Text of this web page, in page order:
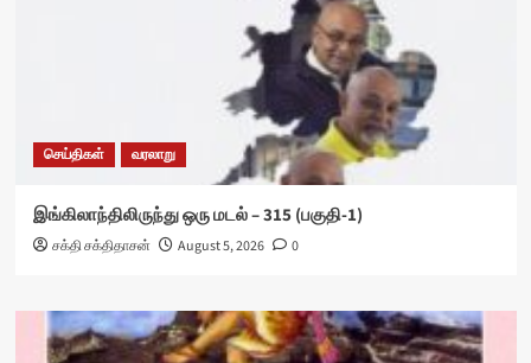
செய்திகள் வரலாறு
இங்கிலாந்திலிருந்து ஒரு மடல் – 315 (பகுதி-1)
சக்தி சக்திதாசன் August 5, 2026 0